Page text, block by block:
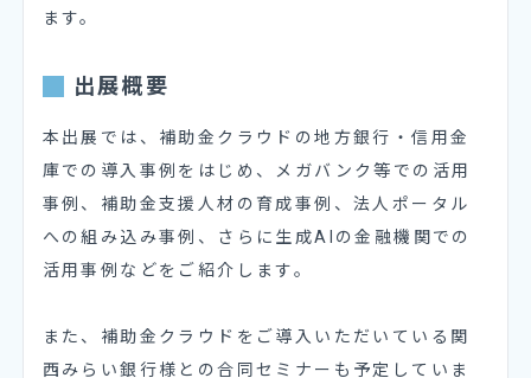
ます。
出展概要
本出展では、補助金クラウドの地方銀行・信用金
庫での導入事例をはじめ、メガバンク等での活用
事例、補助金支援人材の育成事例、法人ポータル
への組み込み事例、さらに生成AIの金融機関での
活用事例などをご紹介します。
また、補助金クラウドをご導入いただいている関
西みらい銀行様との合同セミナーも予定していま